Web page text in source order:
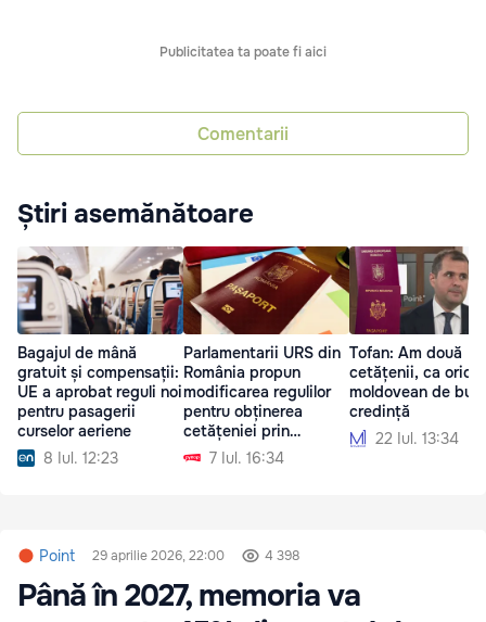
Publicitatea ta poate fi aici
Comentarii
Știri asemănătoare
Bagajul de mână
gratuit și compensații:
UE a aprobat reguli noi
pentru pasagerii
curselor aeriene
8 Iul. 12:23
Parlamentarii URS din
România propun
modificarea regulilor
pentru obținerea
cetățeniei prin
căsătorie
7 Iul. 16:34
Tofan: Am două
cetățenii, ca orice
moldovean de
credință
22 Iul. 13:34
Point 29 aprilie 2026, 22:00 4 398
Până în 2027, memoria va